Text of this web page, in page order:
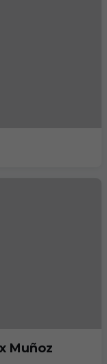
Muñoz